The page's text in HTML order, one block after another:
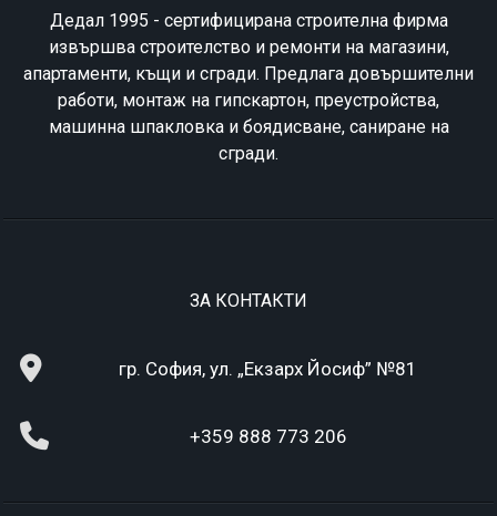
Дедал 1995 - сертифицирана строителна фирма
извършва строителство и ремонти на магазини,
апартаменти, къщи и сгради. Предлага довършителни
работи, монтаж на гипскартон, преустройства,
машинна шпакловка и боядисване, саниране на
сгради.
ЗА КОНТАКТИ
гр. София, ул. „Екзарх Йосиф” №81
+359 888 773 206